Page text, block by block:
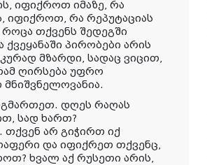
იფიქროთ იმაზე, რა
იფიქროთ, რა რეპუტაციას
თქვენს შედეგში
პირობები არის
მზარდი, სადაც ვიცით,
ღირსება უფრო
დღეს რაღას
სად ხართ?
არ გიჭირთ იქ
და იფიქრეთ თქვენც,
ხვალ აქ რუსეთი არის,